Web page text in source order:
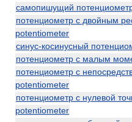
самопишущий
потенциометр с двойным
potentiometer
синус-косинусный
потенциометр с малым
потенциометр с
potentiometer
потенциометр с нулевой
potentiometer